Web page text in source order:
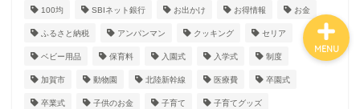
100均 SBIネット銀行 お出かけ お得情報 お金
ふるさと納税 アンパンマン クッキング セリア
ベビー用品 保育料 入園式 入学式 制度
加賀市 動物園 北陸新幹線 医療費 卒園式
卒業式 子供のお金 子育て 子育てグッズ
MENU